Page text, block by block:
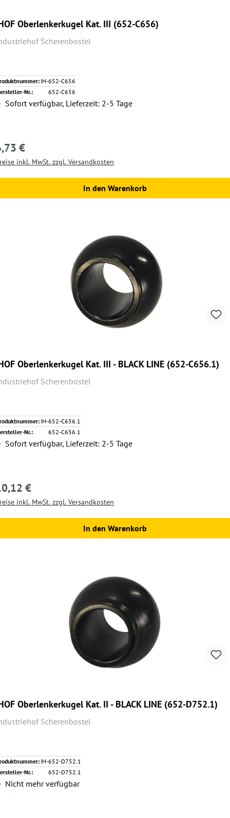
Oberlenkerkugel Kat. III (652-C656)
Scherenbostel
IH-652-C656
Nr.:
652-C656
Sofort verfügbar, Lieferzeit: 2-5 Tage
Preis:
€
inkl. MwSt. zzgl. Versandkosten
In den Warenkorb
Oberlenkerkugel Kat. III - BLACK LINE (652-C656.1)
Scherenbostel
IH-652-C656.1
Nr.:
652-C656.1
Sofort verfügbar, Lieferzeit: 2-5 Tage
Preis:
€
inkl. MwSt. zzgl. Versandkosten
In den Warenkorb
Oberlenkerkugel Kat. II - BLACK LINE (652-D752.1)
Scherenbostel
IH-652-D752.1
Nr.:
652-D752.1
Nicht mehr verfügbar